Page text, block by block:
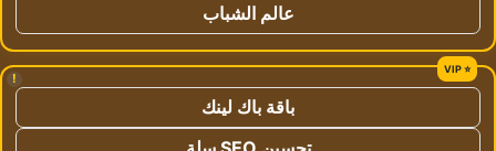
عالم الشباب
!
باقة باك لينك